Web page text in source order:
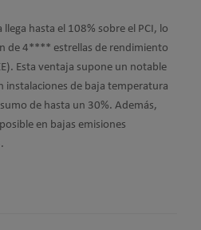
hasta el 108% sobre el PCI, lo
de 4**** estrellas de rendimiento
Esta ventaja supone un notable
instalaciones de baja temperatura
de hasta un 30%. Además,
en bajas emisiones